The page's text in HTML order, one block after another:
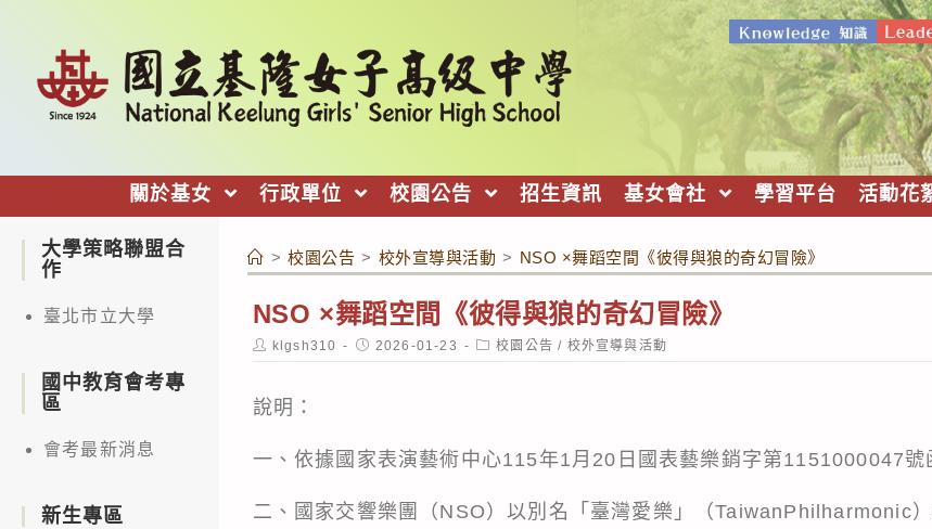
關於基女 行政單位 校園公告 招生資訊 基女會社 學習平台 活動花
> 校園公告 > 校外宣導與活動 > NSO ×舞蹈空間《彼得與狼的奇幻冒險》
NSO ×舞蹈空間《彼得與狼的奇幻冒險》
Post
author:
klgsh310
Post
published:
2026-01-23
Post
category:
校園公告 / 校外宣導與活動
說明：
一、依據國家表演藝術中心115年1月20日國表藝樂銷字第1151000047號
二、國家交響樂團（NSO）以別名「臺灣愛樂」（TaiwanPhilharmonic
大學策略聯盟合
作
臺北市立大學
國中教育會考專
區
會考最新消息
新生專區